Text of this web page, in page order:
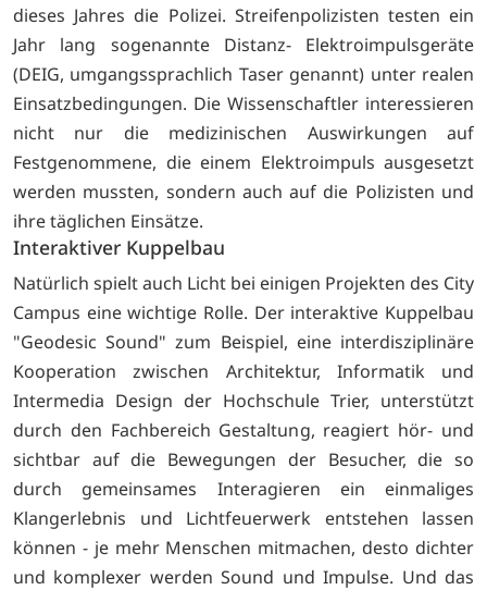
dieses Jahres die Polizei. Streifenpolizisten testen ein
Jahr lang sogenannte Distanz- Elektroimpulsgeräte
(DEIG, um­gangssprachlich Taser genannt) un­ter realen
Einsatzbedingungen. Die Wissenschaftler interessieren
nicht nur die medizinischen Auswirkun­gen auf
Festgenommene, die einem Elektroimpuls ausgesetzt
werden mussten, sondern auch auf die Po­lizisten und
ihre täglichen Einsätze.
Interaktiver Kuppelbau
Natürlich spielt auch Licht bei ei­nigen Projekten des City
Campus eine wichtige Rolle. Der interakti­ve Kuppelbau
"Geodesic Sound" zum Beispiel, eine interdisziplinäre
Kooperation zwischen Architektur, Informatik und
Intermedia Design der Hochschule Trier, unterstützt
durch den Fachbereich Gestaltung, reagiert hör- und
sichtbar auf die Bewegungen der Besucher, die so
durch gemeinsames Interagieren ein einmaliges
Klangerlebnis und Lichtfeuerwerk entstehen lassen
können - je mehr Menschen mitma­chen, desto dichter
und komplexer werden Sound und Impulse. Und das